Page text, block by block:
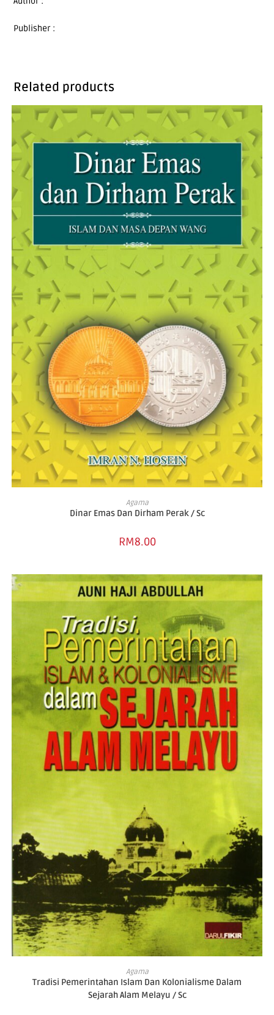
Publisher :
Related products
ADD TO CART
Agama
Dinar Emas Dan Dirham Perak / Sc
RM8.00
ADD TO CART
Agama
Tradisi Pemerintahan Islam Dan Kolonialisme Dalam
Sejarah Alam Melayu / Sc